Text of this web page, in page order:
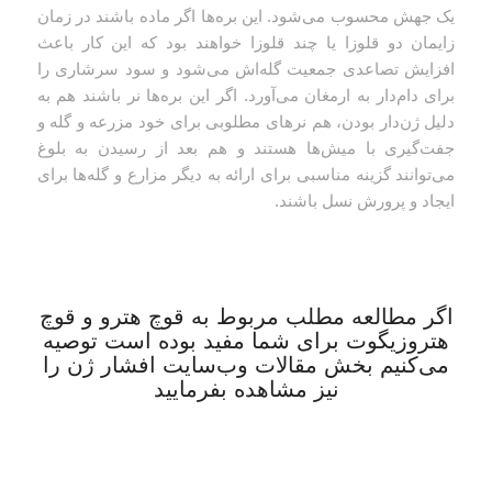
یک جهش محسوب می‌شود. این بره‌ها اگر ماده باشند در زمان
زایمان دو قلوزا یا چند قلوزا خواهند بود که این کار باعث
افزایش تصاعدی جمعیت گله‌اش می‌شود و سود سرشاری را
برای دام‌دار به ارمغان می‌آورد. اگر این بره‌ها نر باشند هم به
دلیل ژن­‌دار بودن، هم نرهای مطلوبی برای خود مزرعه و گله و
جفت‌گیری با میش‌ها هستند و هم بعد از رسیدن به بلوغ
می‌توانند گزینه مناسبی برای ارائه به دیگر مزارع و گله‌ها برای
ایجاد و پرورش نسل باشند.
اگر مطالعه مطلب مربوط به قوچ هترو و قوچ
هتروزیگوت برای شما مفید بوده است توصیه
می­‌کنیم بخش مقالات وب‌سایت افشار ژن را
نیز مشاهده بفرمایید